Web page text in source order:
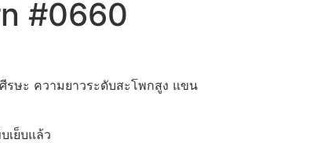
#0660
ษะ ความยาวระดับสะโพกสูง แขน
เย็บแล้ว